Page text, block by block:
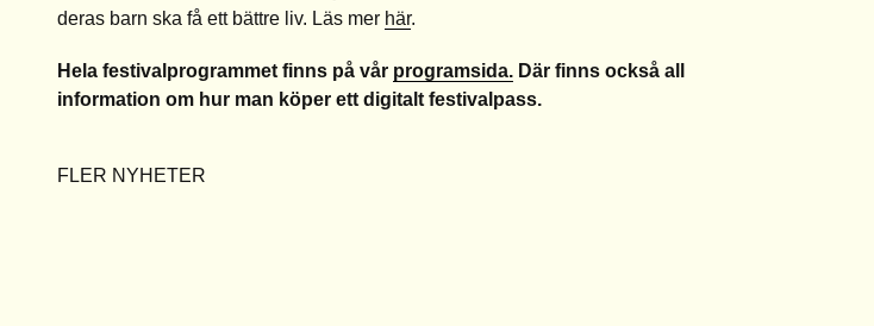
deras barn ska få ett bättre liv. Läs mer här.
Hela festivalprogrammet finns på vår programsida. Där finns också all
information om hur man köper ett digitalt festivalpass.
FLER NYHETER